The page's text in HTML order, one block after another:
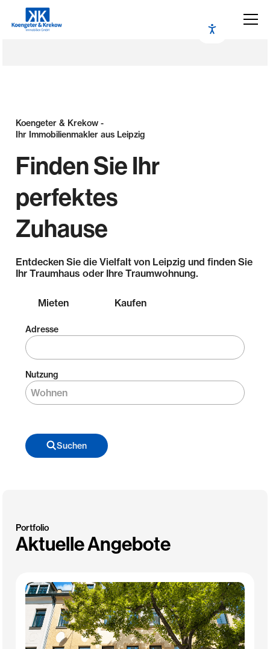
Koengeter & Krekow -
Ihr Immobilienmakler aus Leipzig
Finden Sie Ihr
perfektes
Zuhause
Entdecken Sie die Vielfalt von Leipzig und finden Sie
Ihr Traumhaus oder Ihre Traumwohnung.
Mieten Kaufen
Adresse
Nutzung
Suchen
Portfolio
Aktuelle Angebote